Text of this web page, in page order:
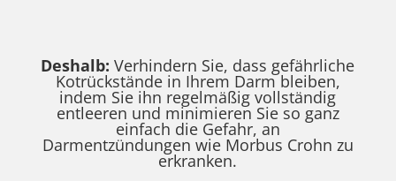
Deshalb: Verhindern Sie, dass gefährliche
Kotrückstände in Ihrem Darm bleiben,
indem Sie ihn regelmäßig vollständig
entleeren und minimieren Sie so ganz
einfach die Gefahr, an
Darmentzündungen wie Morbus Crohn zu
erkranken.